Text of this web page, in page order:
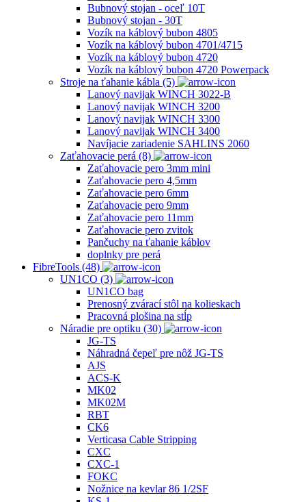
Bubnový stojan - oceľ 10T
Bubnový stojan - 30T
Vozík na káblový bubon 4805
Vozík na káblový bubon 4701/4715
Vozík na káblový bubon 4720
Vozík na káblový bubon 4720 Powerpack
Stroje na ťahanie kábla (5)
Lanový navijak WINCH 3022-B
Lanový navijak WINCH 3200
Lanový navijak WINCH 3300
Lanový navijak WINCH 3400
Navíjacie zariadenie SAHLINS 2060
Zaťahovacie perá (8)
Zaťahovacie pero 3mm mini
Zaťahovacie pero 4,5mm
Zaťahovacie pero 6mm
Zaťahovacie pero 9mm
Zaťahovacie pero 11mm
Zaťahovacie pero zvitok
Pančuchy na ťahanie káblov
doplnky pre perá
FibreTools (48)
UN1CO (3)
UN1CO bag
Prenosný zvárací stôl na kolieskach
Pracovná plošina na stĺp
Náradie pre optiku (30)
JG-TS
Náhradná čepeľ pre nôž JG-TS
AJS
ACS‐K
MK02
MK02M
RBT
CK6
Verticasa Cable Stripping
CXC
CXC-1
FOKC
Nožnice na kevlar 86 1/2SF